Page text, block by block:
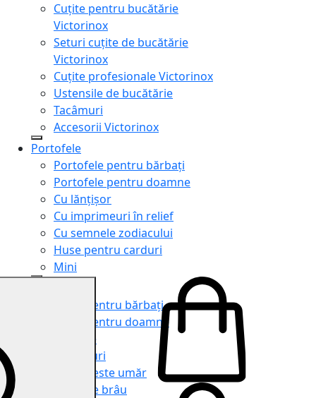
Cuțite pentru bucătărie
Victorinox
Seturi cuțite de bucătărie
Victorinox
Cuțite profesionale Victorinox
Ustensile de bucătărie
Tacâmuri
Accesorii Victorinox
Portofele
Portofele pentru bărbați
Portofele pentru doamne
Cu lănțișor
Cu imprimeuri în relief
Cu semnele zodiacului
Huse pentru carduri
Mini
Genți pentru bărbați
Genți pentru doamne
Serviete
Rucsacuri
Genți peste umăr
Genți de brâu